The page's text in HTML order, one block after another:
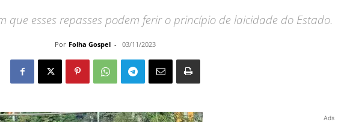
que esses repasses podem ferir o princípio de laicidade do Estado.
Por Folha Gospel - 03/11/2023
Ads